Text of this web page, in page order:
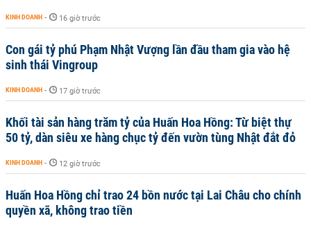
KINH DOANH - 16 giờ trước
Con gái tỷ phú Phạm Nhật Vượng lần đầu tham gia vào hệ
sinh thái Vingroup
KINH DOANH - 17 giờ trước
Khối tài sản hàng trăm tỷ của Huấn Hoa Hồng: Từ biệt thự
50 tỷ, dàn siêu xe hàng chục tỷ đến vườn tùng Nhật đắt đỏ
KINH DOANH - 12 giờ trước
Huấn Hoa Hồng chỉ trao 24 bồn nước tại Lai Châu cho chính
quyền xã, không trao tiền